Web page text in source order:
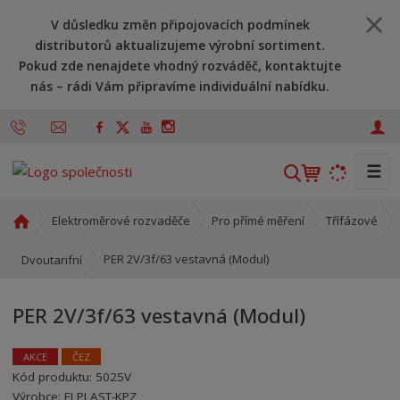
V důsledku změn připojovacích podmínek
distributorů aktualizujeme výrobní sortiment.
Pokud zde nenajdete vhodný rozváděč, kontaktujte
nás – rádi Vám připravíme individuální nabídku.
V
h
t
☰
o
í
t
r
a
Elektroměrové rozvaděče Pro přímé měření Třífázové
Dvoutarifní PER 2V/3f/63 vestavná (Modul)
PER 2V/3f/63 vestavná (Modul)
AKCE ČEZ
Kód produktu: 5025V
Kód výrobce: 8595208625862
Kód dodavatele:8595208625862
Výrobce: ELPLAST-KPZ